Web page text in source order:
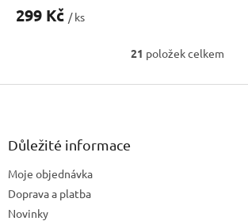
299 Kč / ks
O
l
21 položek celkem
Z
Důležité informace
Moje objednávka
Doprava a platba
Novinky